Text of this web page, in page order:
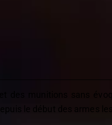
des munitions sans
le début des armes